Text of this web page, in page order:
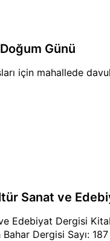
Günü
için mahallede
Sanat ve
Edebiyat Dergisi
Dergisi Sayı: